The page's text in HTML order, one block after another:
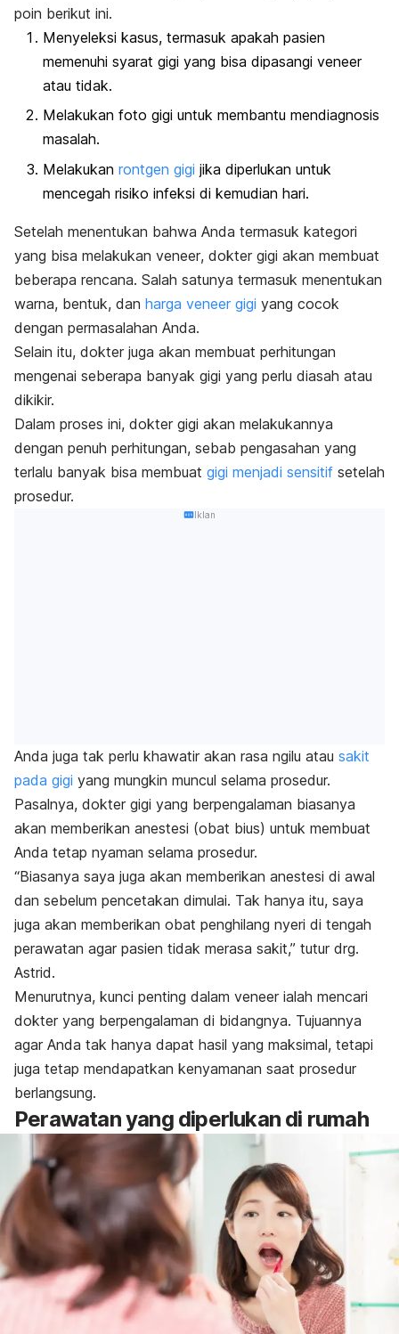
poin berikut ini.
Menyeleksi kasus, termasuk apakah pasien
memenuhi syarat gigi yang bisa dipasangi veneer
atau tidak.
Melakukan foto gigi untuk membantu mendiagnosis
masalah.
Melakukan rontgen gigi jika diperlukan untuk
mencegah risiko infeksi di kemudian hari.
Setelah menentukan bahwa Anda termasuk kategori
yang bisa melakukan veneer, dokter gigi akan membuat
beberapa rencana. Salah satunya termasuk menentukan
warna, bentuk, dan harga veneer gigi yang cocok
dengan permasalahan Anda.
Selain itu, dokter juga akan membuat perhitungan
mengenai seberapa banyak gigi yang perlu diasah atau
dikikir.
Dalam proses ini, dokter gigi akan melakukannya
dengan penuh perhitungan, sebab pengasahan yang
terlalu banyak bisa membuat gigi menjadi sensitif setelah
prosedur.
Iklan
Anda juga tak perlu khawatir akan rasa ngilu atau sakit
pada gigi yang mungkin muncul selama prosedur.
Pasalnya, dokter gigi yang berpengalaman biasanya
akan memberikan anestesi (obat bius) untuk membuat
Anda tetap nyaman selama prosedur.
“Biasanya saya juga akan memberikan anestesi di awal
dan sebelum pencetakan dimulai. Tak hanya itu, saya
juga akan memberikan obat penghilang nyeri di tengah
perawatan agar pasien tidak merasa sakit,” tutur drg.
Astrid.
Menurutnya, kunci penting dalam veneer ialah mencari
dokter yang berpengalaman di bidangnya. Tujuannya
agar Anda tak hanya dapat hasil yang maksimal, tetapi
juga tetap mendapatkan kenyamanan saat prosedur
berlangsung.
Perawatan yang diperlukan di rumah